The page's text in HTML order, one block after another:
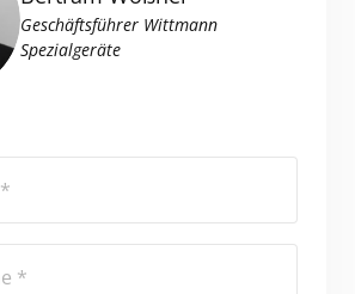
Geschäftsführer Wittmann
Spezialgeräte